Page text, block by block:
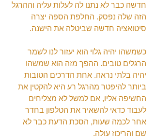
חדשה כבר לא נתנו לה לעלות עליה וההרגל
הזה שלה נפסק. החלפת הספה יצרה
סיטואציה חדשה שביטלה את הישנה.
כשמשהו יהיה גלוי הוא יעזור לנו לשמר
הרגלים טובים. ההפך מזה הוא שמשהו
יהיה בלתי נראה. אחת הדרכים הטובות
ביותר להיפטר מהרגל רע היא להקטין את
החשיפה אליו, אם למשל לא מצליחים
לעבוד כדאי להשאיר את הטלפון בחדר
אחר לכמה שעות, הסכת הדעת כבר לא
שם והריכוז עולה.